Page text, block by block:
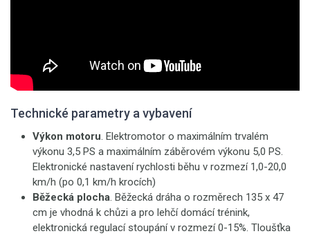
Technické parametry a vybavení
Výkon motoru. Elektromotor o maximálním trvalém
výkonu 3,5 PS a maximálním záběrovém výkonu 5,0 PS.
Elektronické nastavení rychlosti běhu v rozmezí 1,0-20,0
km/h (po 0,1 km/h krocích)
Běžecká plocha. Běžecká dráha o rozměrech 135 x 47
cm je vhodná k chůzi a pro lehčí domácí trénink,
elektronická regulací stoupání v rozmezí 0-15%. Tloušťka